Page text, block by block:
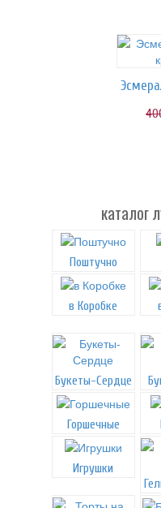
каталог
Поштучно
в Коробке
Букеты-Сердце
Горшечные
Игрушки